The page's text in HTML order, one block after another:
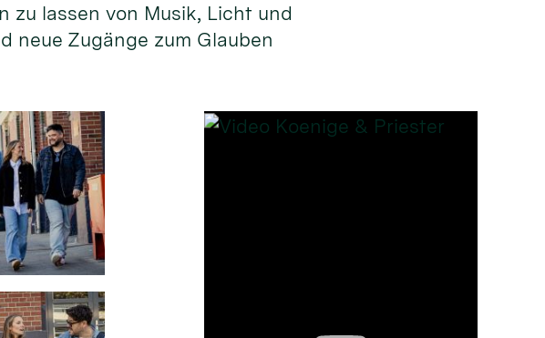
zu lassen von Musik, Licht und
neue Zugänge zum Glauben